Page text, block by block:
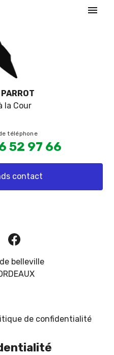
menu
belleville
la Cour
52 97 66
contact
de confidentialité